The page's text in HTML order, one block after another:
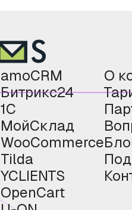
amoCRM
Битрикс24
1С
МойСклад
WooCommerce
Tilda
YCLIENTS
OpenCart
О